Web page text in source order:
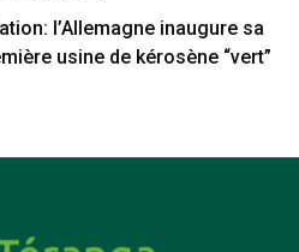
l’Allemagne inaugure sa
usine de kérosène “vert”